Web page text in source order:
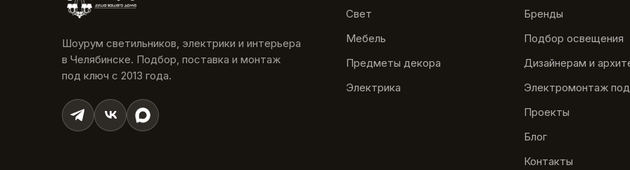
Шоурум светильников, электрики и интерьера
в Челябинске. Подбор, поставка и монтаж
под ключ с 2013 года.
Свет
Мебель
Предметы декора
Электрика
Бренды
Подбор освещения
Дизайнерам и
Электромонтаж
Проекты
Блог
Контакты